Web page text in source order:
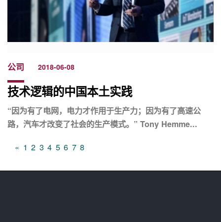
公司 2018-06-08
技术逻辑的中国本土实践
“因为有了电网，电力才作用于生产力；因为有了高速公
路，汽车才改变了社会的生产模式。” Tony Hemme...
« 1 2 3 4 5 6 7 8